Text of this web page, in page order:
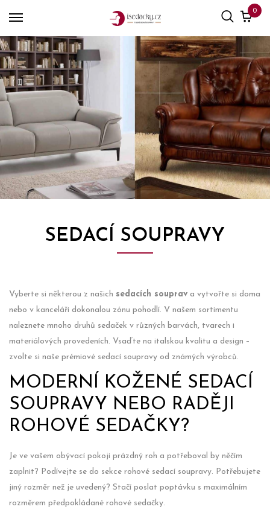
0
SEDACÍ SOUPRAVY
Vyberte si některou z našich sedacích souprav a vytvořte si doma
nebo v kanceláři dokonalou zónu pohodlí. V našem sortimentu
naleznete mnoho druhů sedaček v různých barvách, tvarech i
materiálových provedeních. Vsaďte na italskou kvalitu a design –
zvolte si naše prémiové sedací soupravy od známých výrobců.
MODERNÍ KOŽENÉ SEDACÍ
SOUPRAVY NEBO RADĚJI
ROHOVÉ SEDAČKY?
Je ve vašem obývací pokoji prázdný roh a potřeboval by něčím
zaplnit? Podívejte se do sekce rohové sedací soupravy. Potřebujete
jiný rozměr než je uvedený? Stačí poslat poptávku s maximálním
rozměrem předpokládané rohové sedačky.